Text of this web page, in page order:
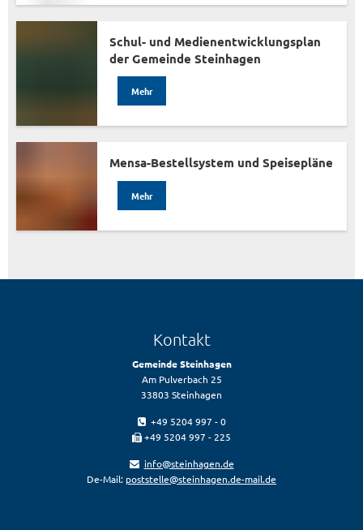
Schul- und Medienentwicklungsplan
der Gemeinde Steinhagen
Mehr
Mensa-Bestellsystem und Speisepläne
Mehr
Kontakt
Gemeinde Steinhagen
Am Pulverbach 25
33803 Steinhagen
+49 5204 997 - 0
+49 5204 997 - 225
info@steinhagen.de
De-Mail: poststelle@steinhagen.de-mail.de